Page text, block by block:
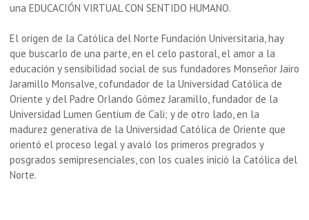
una EDUCACIÓN VIRTUAL CON SENTIDO HUMANO.
El origen de la Católica del Norte Fundación Universitaria, hay
que buscarlo de una parte, en el celo pastoral, el amor a la
educación y sensibilidad social de sus fundadores Monseñor Jairo
Jaramillo Monsalve, cofundador de la Universidad Católica de
Oriente y del Padre Orlando Gómez Jaramillo, fundador de la
Universidad Lumen Gentium de Cali; y de otro lado, en la
madurez generativa de la Universidad Católica de Oriente que
orientó el proceso legal y avaló los primeros pregrados y
posgrados semipresenciales, con los cuales inició la Católica del
Norte.